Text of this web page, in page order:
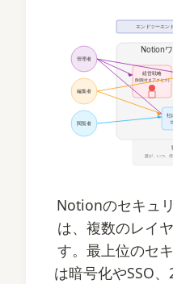
Notion
経営戦略
(制限付きアクセス)
社
(
管理者
編集者
閲覧者
誰が、いつ、
エンドツーエン
Notionのセキュ
は、複数のレイ
す。最上位のセ
は暗号化やSSO